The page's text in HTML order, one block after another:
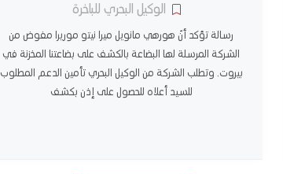
الوكيل البحري للباخرة
رسالة تؤكد أنّ هورهي مانويل ميرا نيتو موريرا مفوض من
الشركة المرسلة لها البضاعة بالكشف على بضاعتنا المخزنة في
بيروت. وتطلب الشركة من الوكيل البحري تأمين الدعم المطلوب
للسيد أعلاه للحصول على إذن بكشف